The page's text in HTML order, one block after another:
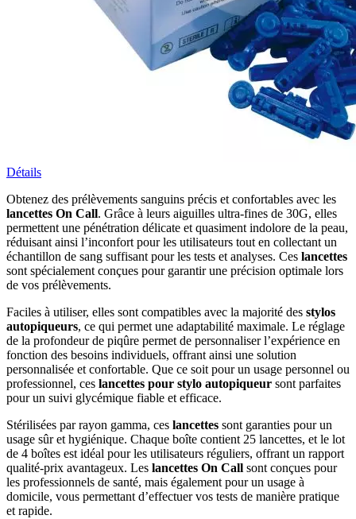
Détails
Obtenez des prélèvements sanguins précis et confortables avec les
lancettes On Call. Grâce à leurs aiguilles ultra-fines de 30G, elles
permettent une pénétration délicate et quasiment indolore de la peau,
réduisant ainsi l’inconfort pour les utilisateurs tout en collectant un
échantillon de sang suffisant pour les tests et analyses. Ces lancettes
sont spécialement conçues pour garantir une précision optimale lors
de vos prélèvements.
Faciles à utiliser, elles sont compatibles avec la majorité des stylos
autopiqueurs, ce qui permet une adaptabilité maximale. Le réglage
de la profondeur de piqûre permet de personnaliser l’expérience en
fonction des besoins individuels, offrant ainsi une solution
personnalisée et confortable. Que ce soit pour un usage personnel ou
professionnel, ces lancettes pour stylo autopiqueur sont parfaites
pour un suivi glycémique fiable et efficace.
Stérilisées par rayon gamma, ces lancettes sont garanties pour un
usage sûr et hygiénique. Chaque boîte contient 25 lancettes, et le lot
de 4 boîtes est idéal pour les utilisateurs réguliers, offrant un rapport
qualité-prix avantageux. Les lancettes On Call sont conçues pour
les professionnels de santé, mais également pour un usage à
domicile, vous permettant d’effectuer vos tests de manière pratique
et rapide.